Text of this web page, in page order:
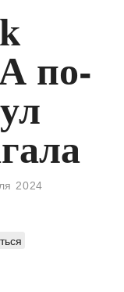
по-
2024